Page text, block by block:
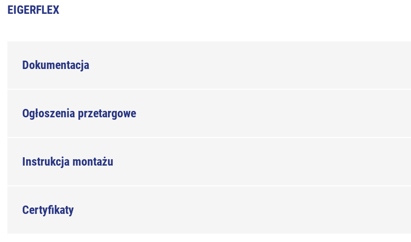
EIGERFLEX
Dokumentacja
Ogłoszenia przetargowe
Instrukcja montażu
Certyfikaty